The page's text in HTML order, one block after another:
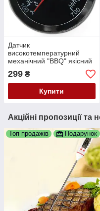
Датчик
високотемпературний
механічний "BBQ" якісний
— 350 С
299 ₴
Купити
Акційні пропозиції та
Топ продажів Подарунок